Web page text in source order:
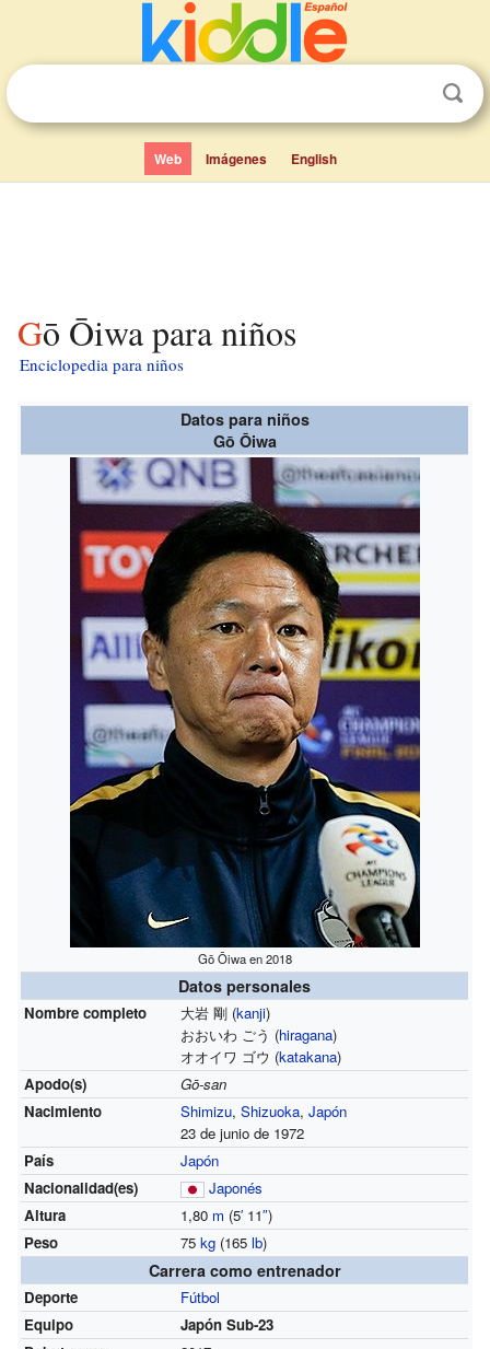
Web Imágenes English
Gō Ōiwa para niños
Enciclopedia para niños
Datos para niños
Gō Ōiwa
Gō Ōiwa en 2018
Datos personales
Nombre completo 大岩 剛 (kanji)
おおいわ ごう (hiragana)
オオイワ ゴウ (katakana)
Apodo(s)
Gō-san
Nacimiento
Shimizu, Shizuoka, Japón
23 de junio de 1972
País
Japón
Nacionalidad(es)
Japonés
Altura
1,80 m (5′11″)
Peso
75 kg(165 lb)
Carrera como entrenador
Deporte
Fútbol
Equipo
Japón Sub-23